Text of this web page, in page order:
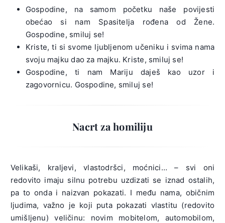
Gospodine, na samom početku naše povijesti
obećao si nam Spasitelja rođena od Žene.
Gospodine, smiluj se!
Kriste, ti si svome ljubljenom učeniku i svima nama
svoju majku dao za majku. Kriste, smiluj se!
Gospodine, ti nam Mariju daješ kao uzor i
zagovornicu. Gospodine, smiluj se!
Nacrt za homiliju
Velikaši, kraljevi, vlastodršci, moćnici… – svi oni
redovito imaju silnu potrebu uzdizati se iznad ostalih,
pa to onda i naizvan pokazati. I među nama, običnim
ljudima, važno je koji puta pokazati vlastitu (redovito
umišljenu) veličinu: novim mobitelom, automobilom,